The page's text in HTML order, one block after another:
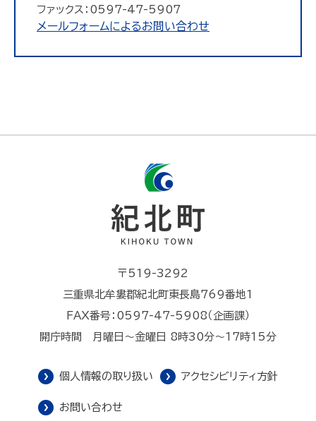
ファックス：0597-47-5907
メールフォームによるお問い合わせ
〒519-3292
三重県北牟婁郡紀北町東長島769番地1
FAX番号：0597-47-5908（企画課）
開庁時間 月曜日～金曜日 8時30分～17時15分
個人情報の取り扱い アクセシビリティ方針
お問い合わせ